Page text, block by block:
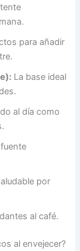
para añadir
La base ideal
al día como
por
al café.
al envejecer?